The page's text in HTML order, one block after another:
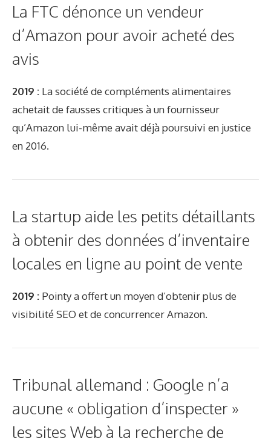
La FTC dénonce un vendeur
d’Amazon pour avoir acheté des
avis
2019 : La société de compléments alimentaires
achetait de fausses critiques à un fournisseur
qu’Amazon lui-même avait déjà poursuivi en justice
en 2016.
La startup aide les petits détaillants
à obtenir des données d’inventaire
locales en ligne au point de vente
2019 : Pointy a offert un moyen d’obtenir plus de
visibilité SEO et de concurrencer Amazon.
Tribunal allemand : Google n’a
aucune « obligation d’inspecter »
les sites Web à la recherche de